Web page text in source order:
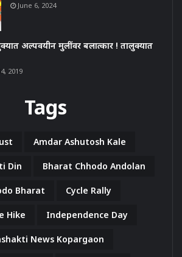
June 6, 2024
अल्पवयीन मुलींवर बलात्कार ! तालुक्यात
2019
Tags
Amdar Ashutosh Kale
Din Bharat Chhodo Andolan
Bharat Cycle Rally
Hike Independence Day
News Kopargaon